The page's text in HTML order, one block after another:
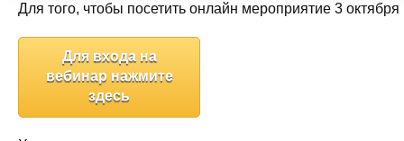
Для того, чтобы посетить онлайн мероприятие 3
Для входа на
вебинар нажмите
здесь